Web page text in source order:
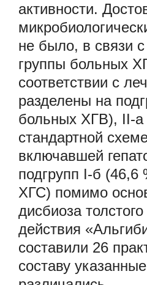
активности.
не было, в связи
группы больных
соответствии с
разделены на
больных ХГВ), II-а
стандартной
включавшей
подгрупп I-б
ХГС) помимо
дисбиоза
действия
составили 26
составу